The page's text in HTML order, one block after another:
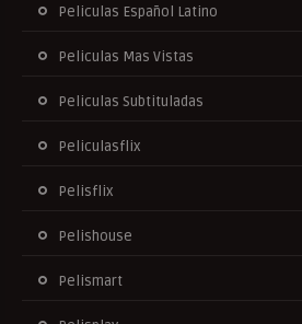
Peliculas Español Latino
Peliculas Mas Vistas
Peliculas Subtituladas
Peliculasflix
Pelisflix
Pelishouse
Pelismart